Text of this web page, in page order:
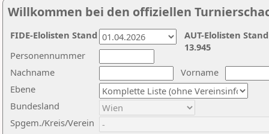
Willkommen bei den offiziellen
Nachname
Vorname
Ebene
Personennummer
Bundesland
Spgem./Kreis/Verein
AUT-Elolisten
13.945
FIDE-Elolisten Stand